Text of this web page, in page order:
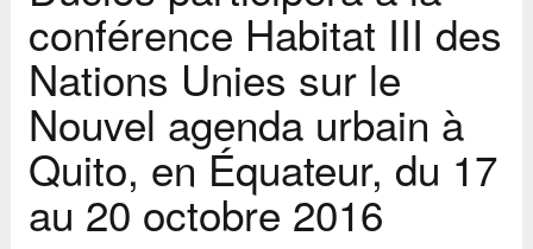
conférence Habitat III des
Nations Unies sur le
Nouvel agenda urbain à
Quito, en Équateur, du 17
au 20 octobre 2016